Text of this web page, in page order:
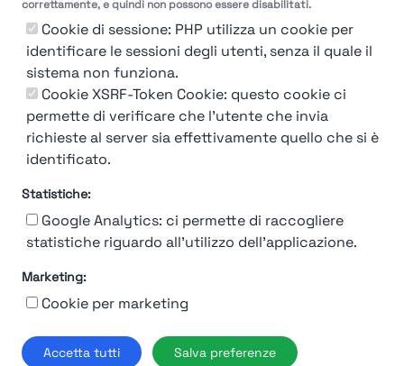
correttamente, e quindi non possono essere disabilitati.
Cookie di sessione: PHP utilizza un cookie per
identificare le sessioni degli utenti, senza il quale il
sistema non funziona.
Cookie XSRF-Token Cookie: questo cookie ci
permette di verificare che l'utente che invia
richieste al server sia effettivamente quello che si è
identificato.
Statistiche:
Google Analytics: ci permette di raccogliere
statistiche riguardo all'utilizzo dell'applicazione.
Marketing:
Cookie per marketing
Accetta tutti Salva preferenze
Misuriamo l'efficienza e la velocità del processo
di selezione del personale attraverso dati
aziendali, feedback dei candidati e valutazioni
Termini e Condizioni
© 2019-2026 Stupendio. Tutti i diritti riservati | Smarteris S.r.l. P.IVA
02659750992 | Capitale Sociale € 2.550 i.v.